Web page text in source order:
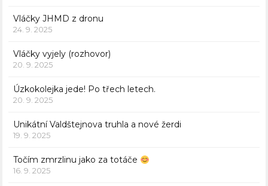
Vláčky JHMD z dronu
24. 9. 2025
Vláčky vyjely (rozhovor)
20. 9. 2025
Úzkokolejka jede! Po třech letech.
20. 9. 2025
Unikátní Valdštejnova truhla a nové žerdi
19. 9. 2025
Točím zmrzlinu jako za totáče
16. 9. 2025